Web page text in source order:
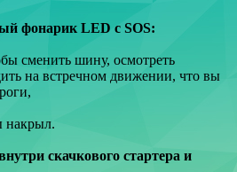
фонарик LED с SOS:
сменить шину, осмотреть
на встречном движении, что вы
накрыл.
скачкового стартера и